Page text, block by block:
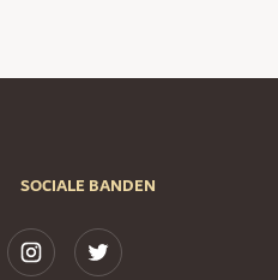
SOCIALE BANDEN